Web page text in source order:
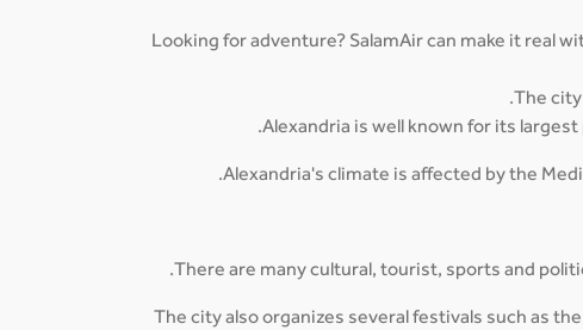
Looking for adventure? SalamAir can make it real
The city
Alexandria is well known for its largest
Alexandria's climate is affected by the
There are many cultural, tourist, sports and
The city also organizes several festivals such as